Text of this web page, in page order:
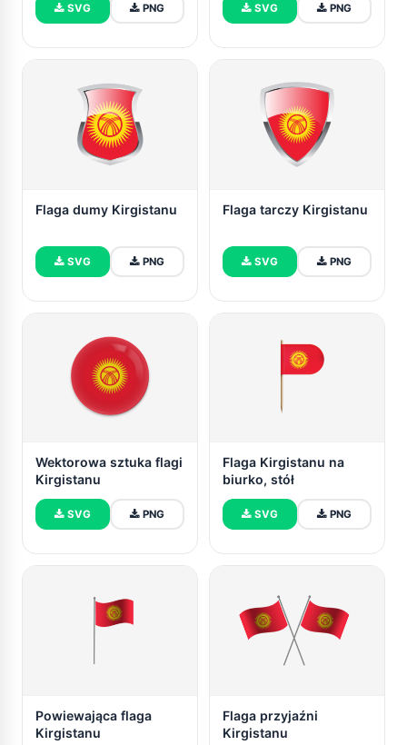
SVG PNG SVG PNG
Flaga dumy Kirgistanu
SVG PNG
Flaga tarczy Kirgistanu
SVG PNG
Wektorowa sztuka flagi
Kirgistanu
SVG PNG
Flaga Kirgistanu na
biurko, stół
SVG PNG
Powiewająca flaga
Kirgistanu
Flaga przyjaźni
Kirgistanu